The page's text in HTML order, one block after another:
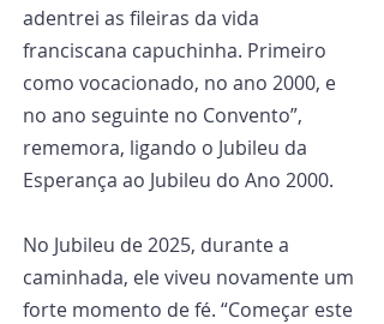
adentrei as fileiras da vida
franciscana capuchinha. Primeiro
como vocacionado, no ano 2000, e
no ano seguinte no Convento”,
rememora, ligando o Jubileu da
Esperança ao Jubileu do Ano 2000.
No Jubileu de 2025, durante a
caminhada, ele viveu novamente um
forte momento de fé. “Começar este